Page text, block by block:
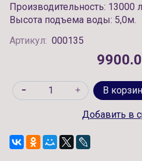
Производительность: 13000
Высота подъема воды: 5,0м.
Артикул: 000135
В
Добавить в